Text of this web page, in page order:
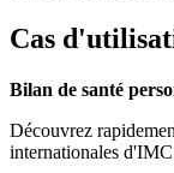
Cas
Bilan de santé
Découvrez
internationales